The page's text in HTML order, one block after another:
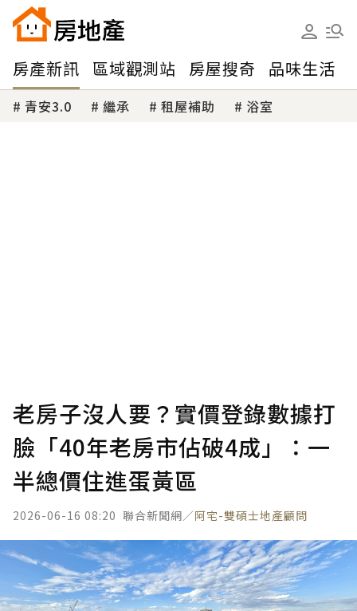
房產新訊 區域觀測站 房屋搜奇 品味生活
青安3.0 繼承 租屋補助 浴室
老房子沒人要？實價登錄數據打
臉「40年老房市佔破4成」：一
半總價住進蛋黃區
2026-06-16 08:20 聯合新聞網／阿宅-雙碩士地產顧問